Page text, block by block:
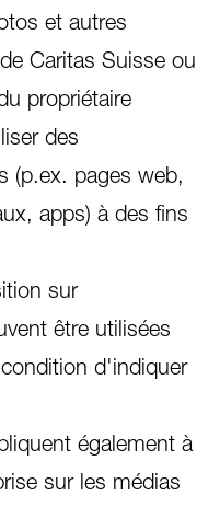
et autres
Caritas Suisse ou
propriétaire
des
(p.ex. pages web,
apps) à des fins
sur
être utilisées
d'indiquer
également à
sur les médias